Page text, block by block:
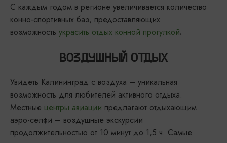
С каждым годом в регионе увеличивается количество
конно-спортивных баз, предоставляющих
возможность украсить отдых конной прогулкой.
ВОЗДУШНЫЙ ОТДЫХ
Увидеть Калининград с воздуха – уникальная
возможность для любителей активного отдыха.
Местные центры авиации предлагают отдыхающим
аэро-селфи – воздушные экскурсии
продолжительностью от 10 минут до 1,5 ч. Самые